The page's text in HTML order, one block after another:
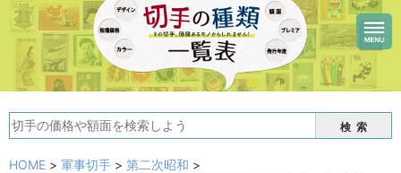
検索
HOME > 軍事切手 > 第二次昭和 >